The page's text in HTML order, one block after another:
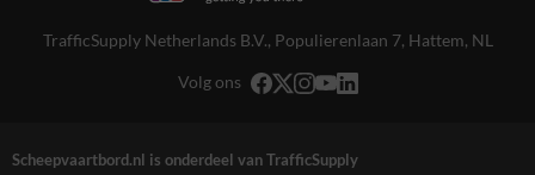
TrafficSupply Netherlands B.V., Populierenlaan 7, Hattem, NL
Volg ons
Scheepvaartbord.nl is onderdeel van TrafficSupply